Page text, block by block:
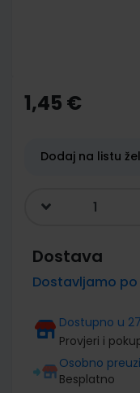
the
beginning
gallery
1,45 €
Dodaj na listu
Dostava
Dostavljamo
Dostupno u
Provjeri i
Osobno
Besplatno